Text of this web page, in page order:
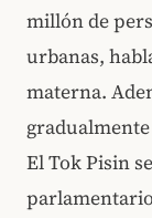
millón de
urbanas,
materna.
El Tok Pisin